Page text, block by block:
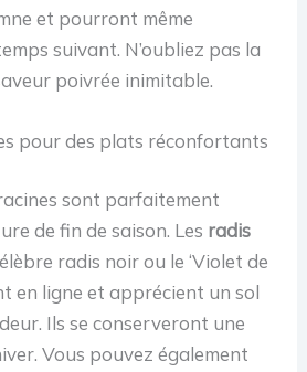
et pourront même
suivant. N’oubliez pas la
poivrée inimitable.
pour des plats réconfortants
sont parfaitement
de fin de saison. Les radis
radis noir ou le ‘Violet de
en ligne et apprécient un sol
Ils se conserveront une
Vous pouvez également